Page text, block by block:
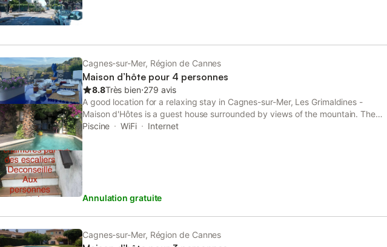
Cagnes-sur-Mer, Région de Cannes
Maison d’hôte pour 4 personnes
8.8Très bien⋅279 avis
A good location for a relaxing stay in Cagnes-sur-Mer, Les Grimaldines -
Maison d'Hôtes is a guest house surrounded by views of the mountain. The
property features a garden, bar and parking on-site among other facilities.
Piscine WiFi Internet
Annulation gratuite
Cagnes-sur-Mer, Région de Cannes